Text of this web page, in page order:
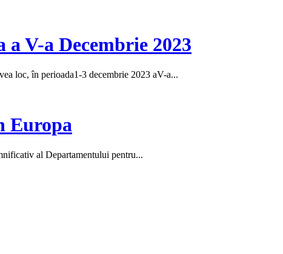
V-a Decembrie 2023
loc, în perioada1-3 decembrie 2023 aV-a...
Europa
al Departamentului pentru...